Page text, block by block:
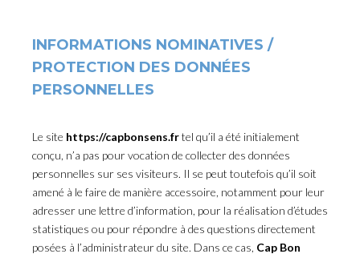
INFORMATIONS NOMINATIVES /
PROTECTION DES DONNÉES
PERSONNELLES
Le site https://capbonsens.frtel qu’il a été initialement
conçu, n’a pas pour vocation de collecter des données
personnelles sur ses visiteurs. Il se peut toutefois qu’il soit
amené à le faire de manière accessoire, notamment pour leur
adresser une lettre d’information, pour la réalisation d’études
statistiques ou pour répondre à des questions directement
posées à l’administrateur du site. Dans ce cas, Cap Bon